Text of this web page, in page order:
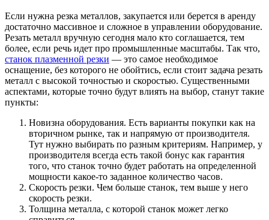
Если нужна резка металлов, закупается или берется в аренду
достаточно массивное и сложное в управлении оборудование.
Резать металл вручную сегодня мало кто соглашается, тем
более, если речь идет про промышленные масштабы. Так что,
станок плазменной резки — это самое необходимое
оснащение, без которого не обойтись, если стоит задача резать
металл с высокой точностью и скоростью. Существенными
аспектами, которые точно будут влиять на выбор, станут такие
пункты:
Новизна оборудования. Есть варианты покупки как на
вторичном рынке, так и напрямую от производителя.
Тут нужно выбирать по разным критериям. Например, у
производителя всегда есть такой бонус как гарантия
того, что станок точно будет работать на определенной
мощности какое-то заданное количество часов.
Скорость резки. Чем больше станок, тем выше у него
скорость резки.
Толщина металла, с которой станок может легко